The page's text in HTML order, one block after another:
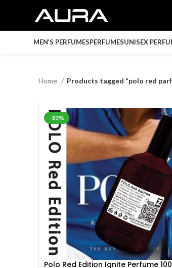
MEN’S PERFUMESPERFUMESUNISEX
Home Products tagged “polo red
-33%
Polo Red Edition Ignite Perfume